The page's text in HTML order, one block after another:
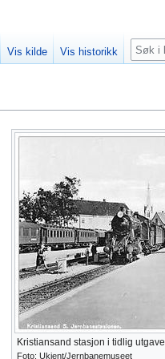
Kristiansand stasjon i tidlig utgave
Foto: Ukjent/Jernbanemuseet
Vis kilde Vis historikk Søk